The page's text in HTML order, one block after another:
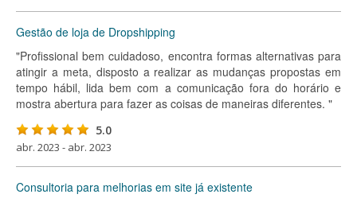
Gestão de loja de Dropshipping
"Profissional bem cuidadoso, encontra formas alternativas para
atingir a meta, disposto a realizar as mudanças propostas em
tempo hábil, lida bem com a comunicação fora do horário e
mostra abertura para fazer as coisas de maneiras diferentes. "
5.0
abr. 2023 - abr. 2023
Consultoria para melhorias em site já existente